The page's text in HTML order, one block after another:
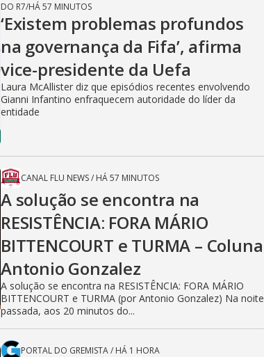
DO R7/HÁ 57 MINUTOS
‘Existem problemas profundos
na governança da Fifa’, afirma
vice-presidente da Uefa
Laura McAllister diz que episódios recentes envolvendo
Gianni Infantino enfraquecem autoridade do líder da
entidade
CANAL FLU NEWS/ HÁ 57 MINUTOS
A solução se encontra na
RESISTÊNCIA: FORA MÁRIO
BITTENCOURT e TURMA – Coluna
Antonio Gonzalez
A solução se encontra na RESISTÊNCIA: FORA MÁRIO
BITTENCOURT e TURMA (por Antonio Gonzalez) Na noite
passada, aos 20 minutos do...
PORTAL DO GREMISTA/ HÁ 1 HORA